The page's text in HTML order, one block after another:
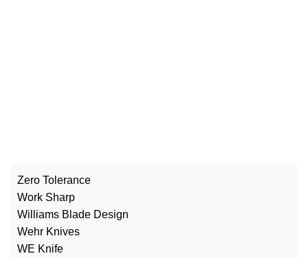
Zero Tolerance
Work Sharp
Williams Blade Design
Wehr Knives
WE Knife